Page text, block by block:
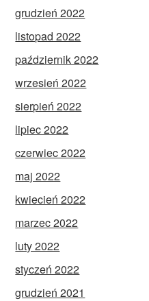
grudzień 2022
listopad 2022
październik 2022
wrzesień 2022
sierpień 2022
lipiec 2022
czerwiec 2022
maj 2022
kwiecień 2022
marzec 2022
luty 2022
styczeń 2022
grudzień 2021